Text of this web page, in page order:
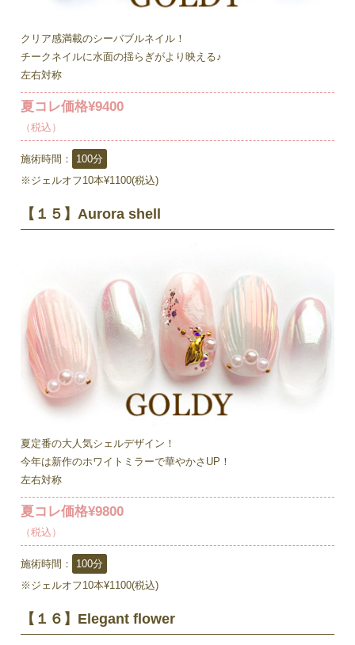
クリア感満載のシーバブルネイル！
チークネイルに水面の揺らぎがより映える♪
左右対称
夏コレ価格¥9400
（税込）
施術時間：
100分
※ジェルオフ10本¥1100(税込)
【１５】Aurora shell
夏定番の大人気シェルデザイン！
今年は新作のホワイトミラーで華やかさUP！
左右対称
夏コレ価格¥9800
（税込）
施術時間：
100分
※ジェルオフ10本¥1100(税込)
【１６】Elegant flower